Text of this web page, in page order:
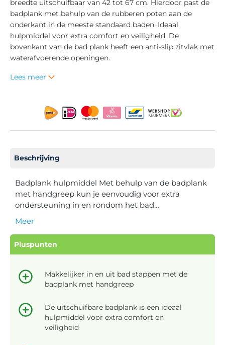
breedte uitschuifbaar van 42 tot 67 cm. Hierdoor past de
badplank met behulp van de rubberen poten aan de
onderkant in de meeste standaard baden. Ideaal
hulpmiddel voor extra comfort en veiligheid. De
bovenkant van de bad plank heeft een anti-slip zitvlak met
waterafvoerende openingen.
Lees meer
Beschrijving
Badplank hulpmiddel Met behulp van de badplank
met handgreep kun je eenvoudig voor extra
ondersteuning in en rondom het bad…
Meer
Pluspunten
Makkelijker in en uit bad stappen met de
badplank met handgreep
De uitschuifbare badplank is een ideaal
hulpmiddel voor extra comfort en
veiligheid